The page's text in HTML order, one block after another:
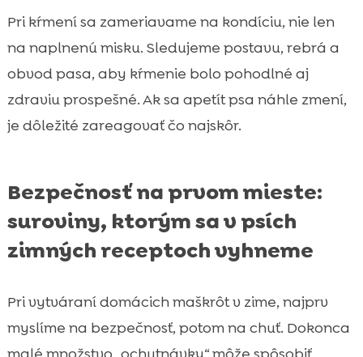
Pri kŕmení sa zameriavame na kondíciu, nie len
na naplnenú misku. Sledujeme postavu, rebrá a
obvod pasa, aby kŕmenie bolo pohodlné aj
zdraviu prospešné. Ak sa apetít psa náhle zmení,
je dôležité zareagovať čo najskôr.
Bezpečnosť na prvom mieste:
suroviny, ktorým sa v psích
zimných receptoch vyhneme
Pri vytváraní domácich maškrôt v zime, najprv
myslíme na bezpečnosť, potom na chuť. Dokonca